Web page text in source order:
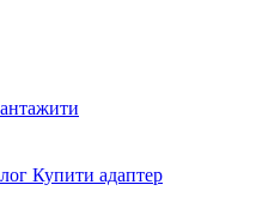
Купити адаптер